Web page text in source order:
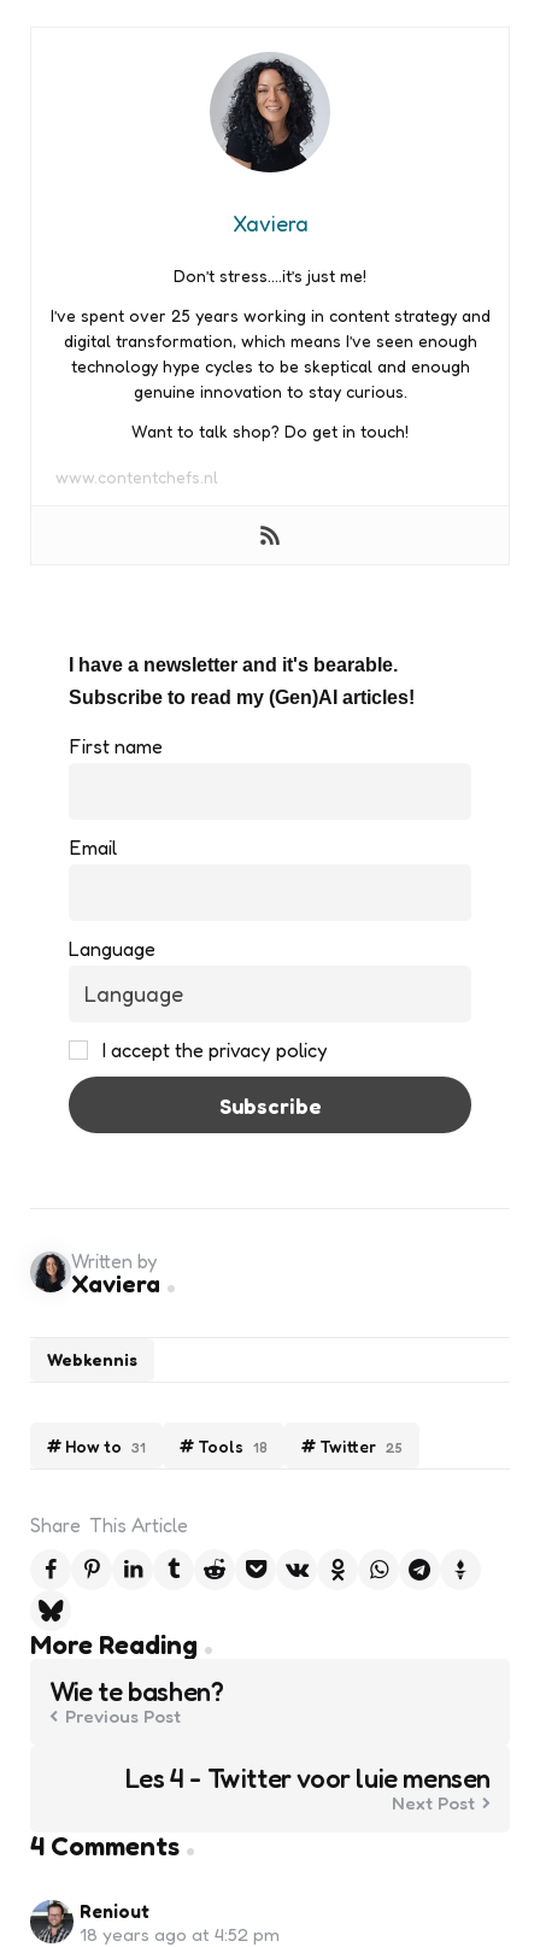
Xaviera
Don’t stress….it’s just me!
I’ve spent over 25 years working in content strategy and
digital transformation, which means I’ve seen enough
technology hype cycles to be skeptical and enough
genuine innovation to stay curious.
Want to talk shop? Do get in touch!
www.contentchefs.nl
I have a newsletter and it's bearable.
Subscribe to read my (Gen)AI articles!
First name
Email
Language
I accept the privacy policy
How to 31 Tools 18 Twitter 25
Webkennis
Written by
Xaviera
Share This Article
More Reading
Post
navigation
Wie te bashen?
Previous Post
Les 4 - Twitter voor luie mensen
Next Post
4 Comments
Reniout
18 years ago at 4:52 pm